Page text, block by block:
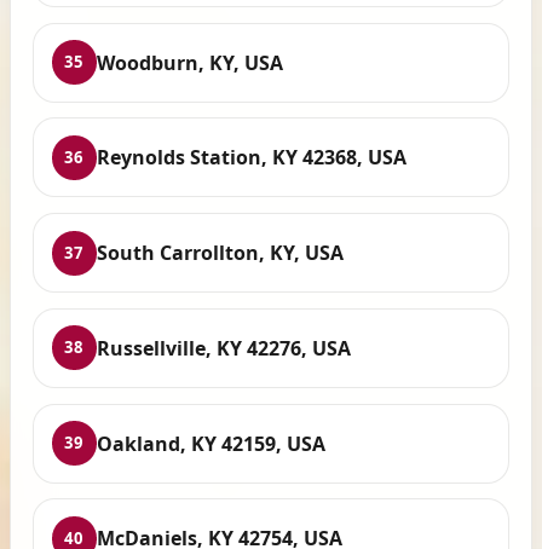
35 Woodburn, KY, USA
36 Reynolds Station, KY 42368, USA
37 South Carrollton, KY, USA
38 Russellville, KY 42276, USA
39 Oakland, KY 42159, USA
40 McDaniels, KY 42754, USA